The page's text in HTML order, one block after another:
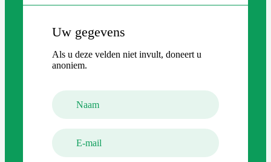
Uw gegevens
Als u deze velden niet invult, doneert u
anoniem.
Naam
E-mail